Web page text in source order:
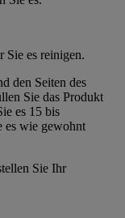
Sie es reinigen.
den Seiten des
Sie das Produkt
es 15 bis
es wie gewohnt
Sie Ihr